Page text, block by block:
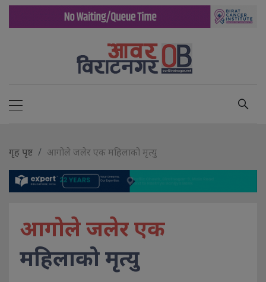
गृह पृष्ट आगोले जलेर एक महिलाको मृत्यु
आगोले जलेर एक
महिलाको मृत्यु